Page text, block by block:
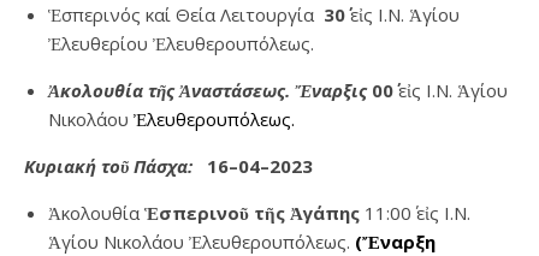
Ἑσπερινός καί Θεία Λειτουργία 30΄εἰς Ι.Ν. Ἁγίου
Ἐλευθερίου Ἐλευθερουπόλεως.
Ἀκολουθία τῆς Ἀναστάσεως. Ἔναρξις 00΄εἰς Ι.Ν. Ἁγίου
Νικολάου Ἐλευθερουπόλεως.
Κυριακή τοῦ Πάσχα: 16–04–2023
Ἀκολουθία Ἑσπερινοῦ τῆς Ἀγάπης 11:00΄ εἰς Ι.Ν.
Ἁγίου Νικολάου Ἐλευθερουπόλεως. (Ἔναρξη